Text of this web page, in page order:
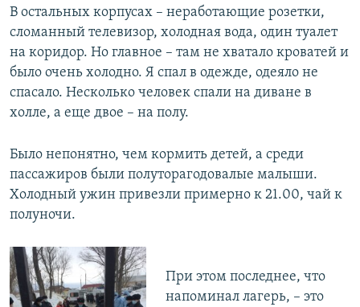
В остальных корпусах – неработающие розетки,
сломанный телевизор, холодная вода, один туалет
на коридор. Но главное – там не хватало кроватей и
было очень холодно. Я спал в одежде, одеяло не
спасало. Несколько человек спали на диване в
холле, а еще двое – на полу.
Было непонятно, чем кормить детей, а среди
пассажиров были полуторагодовалые малыши.
Холодный ужин привезли примерно к 21.00, чай к
полуночи.
При этом последнее, что
напоминал лагерь, – это